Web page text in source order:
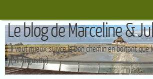
contenu
Le blog de Marceline &
Il vaut mieux suivre le bon chemin en boîtant que
(St Augustin)